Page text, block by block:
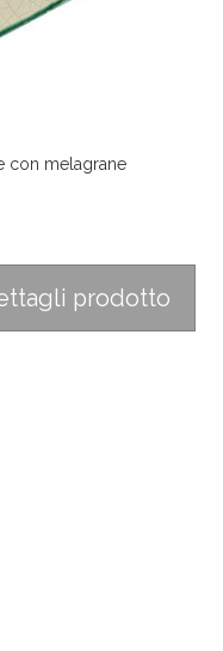
con melagrane
prodotto